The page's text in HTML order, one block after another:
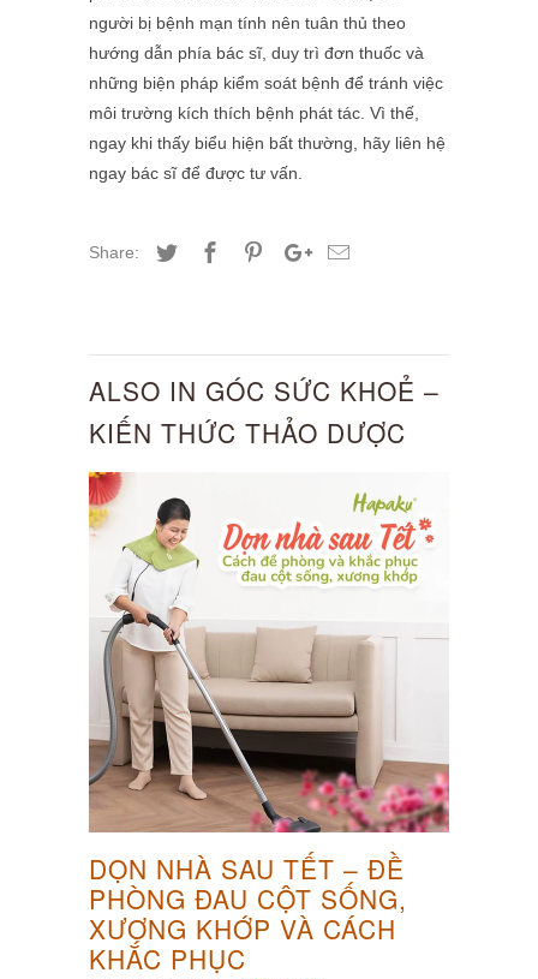
người bị bệnh mạn tính nên tuân thủ theo
hướng dẫn phía bác sĩ, duy trì đơn thuốc và
những biện pháp kiểm soát bệnh để tránh việc
môi trường kích thích bệnh phát tác. Vì thế,
ngay khi thấy biểu hiện bất thường, hãy liên hệ
ngay bác sĩ để được tư vấn.
Share:
ALSO IN GÓC SỨC KHOẺ –
KIẾN THỨC THẢO DƯỢC
DỌN NHÀ SAU TẾT – ĐỀ
PHÒNG ĐAU CỘT SỐNG,
XƯƠNG KHỚP VÀ CÁCH
KHẮC PHỤC